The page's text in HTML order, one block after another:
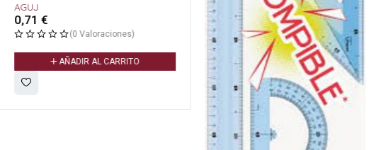
AGUJ
0,71 €
(0 Valoraciones)
AÑADIR AL CARRITO